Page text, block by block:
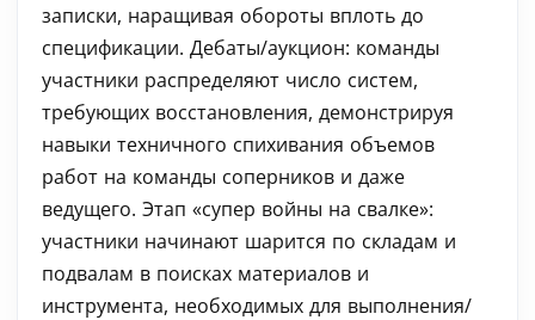
записки, наращивая обороты вплоть до
спецификации. Дебаты/аукцион: команды
участники распределяют число систем,
требующих восстановления, демонстрируя
навыки техничного спихивания объемов
работ на команды соперников и даже
ведущего. Этап «супер войны на свалке»:
участники начинают шарится по складам и
подвалам в поисках материалов и
инструмента, необходимых для выполнения/